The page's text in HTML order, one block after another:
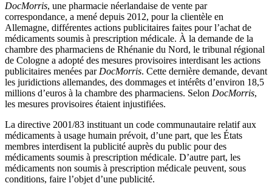
DocMorris, une pharmacie néerlandaise de vente par
correspondance, a mené depuis 2012, pour la clientèle en
Allemagne, différentes actions publicitaires faites pour l’achat de
médicaments soumis à prescription médicale. À la demande de la
chambre des pharmaciens de Rhénanie du Nord, le tribunal régional
de Cologne a adopté des mesures provisoires interdisant les actions
publicitaires menées par DocMorris. Cette dernière demande, devant
les juridictions allemandes, des dommages et intérêts d’environ 18,5
millions d’euros à la chambre des pharmaciens. Selon DocMorris,
les mesures provisoires étaient injustifiées.
La directive 2001/83 instituant un code communautaire relatif aux
médicaments à usage humain prévoit, d’une part, que les États
membres interdisent la publicité auprès du public pour des
médicaments soumis à prescription médicale. D’autre part, les
médicaments non soumis à prescription médicale peuvent, sous
conditions, faire l’objet d’une publicité.